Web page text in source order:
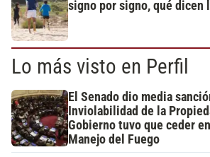
signo por signo, qué dicen
Lo más visto en Perfil
El Senado dio media
Inviolabilidad de la
Gobierno tuvo que ceder
Manejo del Fuego